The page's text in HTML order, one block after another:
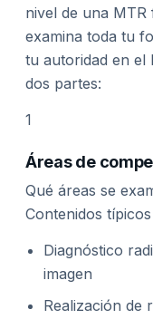
nivel de una MTR
examina toda tu
tu autoridad en el
dos partes:
1
Áreas de
Qué áreas se
Contenidos
Diagnóstico
imagen
Realización de